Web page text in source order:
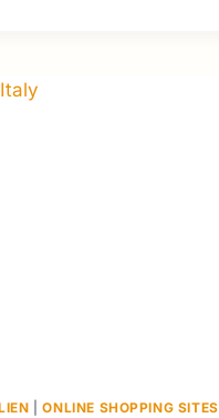
UM B
|ONLINE SHOPPING SITES